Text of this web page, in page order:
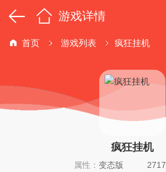
游戏详情
首页 游戏列表 疯狂挂机
疯狂挂机
属性： 变态版 2717